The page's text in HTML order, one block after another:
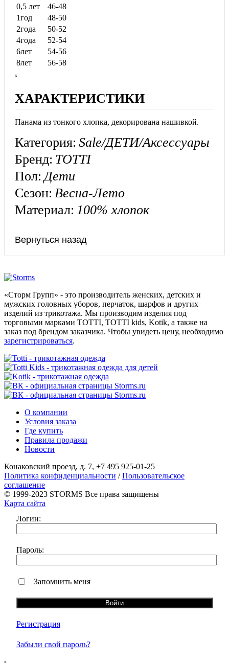
0,5 лет
46-48
1год
48-50
2года
50-52
4года
52-54
6лет
54-56
8лет
56-58
ₓ
ХАРАКТЕРИСТИКИ
Панама из тонкого хлопка, декорирована нашивкой.
Категория: Sale/ДЕТИ/Аксессуары
Бренд: TOTTI
Пол: Дети
Сезон: Весна-Лето
Материал: 100% хлопок
«Сторм Групп» - это производитель женских, детских и
мужских головных уборов, перчаток, шарфов и других
изделий из трикотажа. Мы производим изделия под
торговыми марками TOTTI, TOTTI kids, Kotik, а также на
заказ под брендом заказчика. Чтобы увидеть цену, необходимо
зарегистрироваться.
О компании
Условия заказа
Где купить
Правила продажи
Новости
Конаковский проезд, д. 7, +7 495 925-01-25
Политика конфиденциальности /Пользовательское
соглашение
© 1999-2023 STORMS Все права защищены
Карта сайта
Логин:
Пароль:
Запомнить меня
Регистрация
Забыли свой пароль?
ₓ